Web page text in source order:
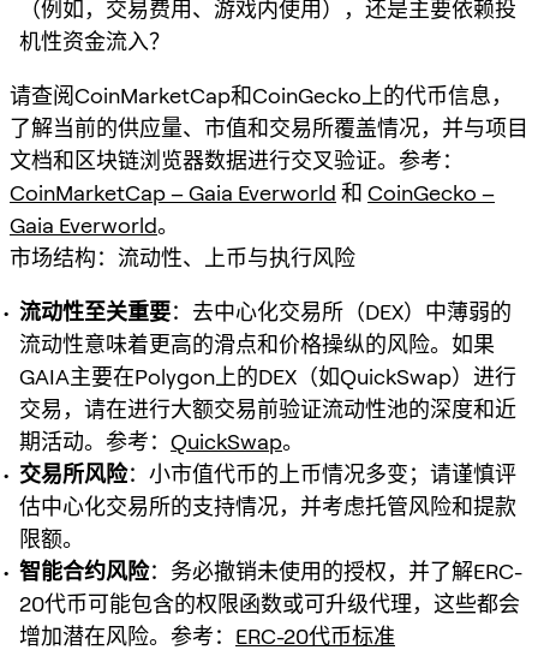
（例如，交易费用、游戏内使用），还是主要依赖投
机性资金流入？
请查阅CoinMarketCap和CoinGecko上的代币信息，
了解当前的供应量、市值和交易所覆盖情况，并与项目
文档和区块链浏览器数据进行交叉验证。参考：
CoinMarketCap – Gaia Everworld 和 CoinGecko –
Gaia Everworld。
市场结构：流动性、上币与执行风险
流动性至关重要：去中心化交易所（DEX）中薄弱的
流动性意味着更高的滑点和价格操纵的风险。如果
GAIA主要在Polygon上的DEX（如QuickSwap）进行
交易，请在进行大额交易前验证流动性池的深度和近
期活动。参考： QuickSwap。
交易所风险：小市值代币的上币情况多变；请谨慎评
估中心化交易所的支持情况，并考虑托管风险和提款
限额。
智能合约风险：务必撤销未使用的授权，并了解ERC-
20代币可能包含的权限函数或可升级代理，这些都会
增加潜在风险。参考： ERC-20代币标准